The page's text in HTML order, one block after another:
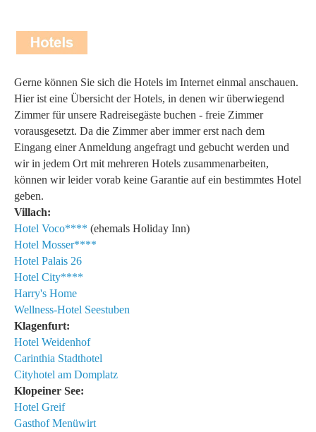
Gerne können Sie sich die Hotels im Internet einmal anschauen.
Hier ist eine Übersicht der Hotels, in denen wir überwiegend
Zimmer für unsere Radreisegäste buchen - freie Zimmer
vorausgesetzt. Da die Zimmer aber immer erst nach dem
Eingang einer Anmeldung angefragt und gebucht werden und
wir in jedem Ort mit mehreren Hotels zusammenarbeiten,
können wir leider vorab keine Garantie auf ein bestimmtes Hotel
geben.
Villach:
Hotel Voco**** (ehemals Holiday Inn)
Hotel Mosser****
Hotel Palais 26
Hotel City****
Harry's Home
Wellness-Hotel Seestuben
Klagenfurt:
Hotel Weidenhof
Carinthia Stadthotel
Cityhotel am Domplatz
Klopeiner See:
Hotel Greif
Gasthof Menüwirt